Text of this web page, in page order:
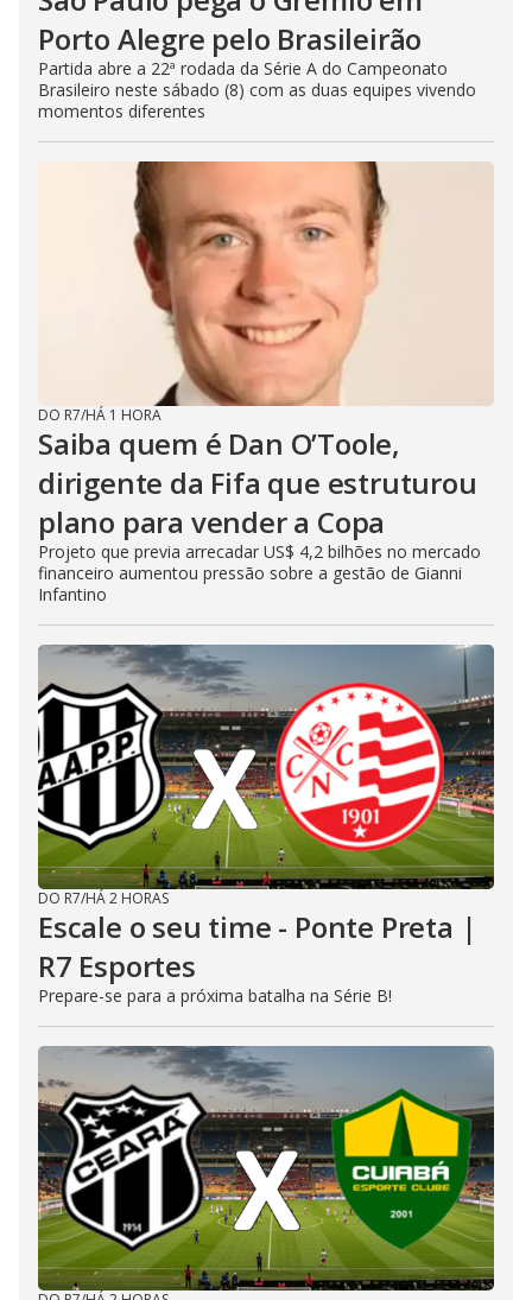
Porto Alegre pelo Brasileirão
Partida abre a 22ª rodada da Série A do Campeonato
Brasileiro neste sábado (8) com as duas equipes vivendo
momentos diferentes
DO R7/HÁ 1 HORA
Saiba quem é Dan O’Toole,
dirigente da Fifa que estruturou
plano para vender a Copa
Projeto que previa arrecadar US$ 4,2 bilhões no mercado
financeiro aumentou pressão sobre a gestão de Gianni
Infantino
DO R7/HÁ 2 HORAS
Escale o seu time - Ponte Preta |
R7 Esportes
Prepare-se para a próxima batalha na Série B!